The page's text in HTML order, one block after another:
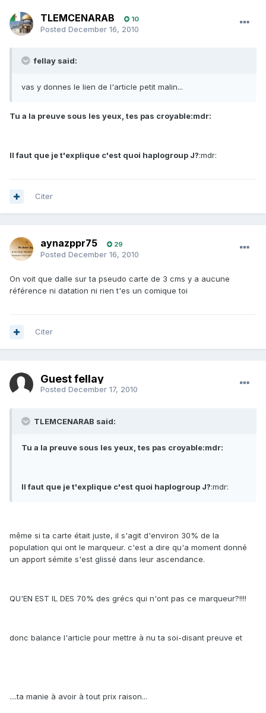
TLEMCENARAB 10
Posted December 16, 2010
fellay said:
vas y donnes le lien de l'article petit malin...
Tu a la preuve sous les yeux, tes pas croyable:mdr:
Il faut que je t'explique c'est quoi haplogroup J?:mdr:
Citer
aynazppr75 29
Posted December 16, 2010
On voit que dalle sur ta pseudo carte de 3 cms y a aucune
référence ni datation ni rien t'es un comique toi
Citer
Guest fellay
Posted December 17, 2010
TLEMCENARAB said:
Tu a la preuve sous les yeux, tes pas croyable:mdr:
Il faut que je t'explique c'est quoi haplogroup J?:mdr:
même si ta carte était juste, il s'agit d'environ 30% de la
population qui ont le marqueur. c'est a dire qu'a moment donné
un apport sémite s'est glissé dans leur ascendance.
QU'EN EST IL DES 70% des grécs qui n'ont pas ce marqueur?!!!!
donc balance l'article pour mettre à nu ta soi-disant preuve et
....ta manie à avoir à tout prix raison...